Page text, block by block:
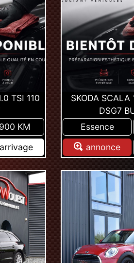
TSI 110
KM
SKODA SCALA
DSG7
Essence
annonce